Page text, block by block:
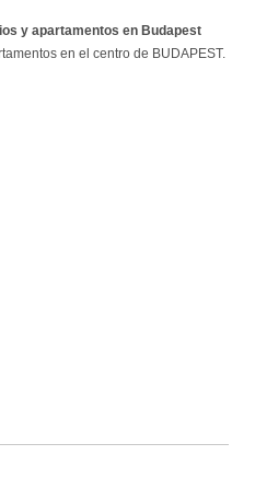
y apartamentos en Budapest
en el centro de BUDAPEST.